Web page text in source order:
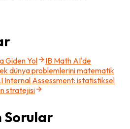
Giden Yol
IB Math AI'de
dünya problemlerini matematik
Internal Assessment: istatistiksel
stratejisi
Sorular